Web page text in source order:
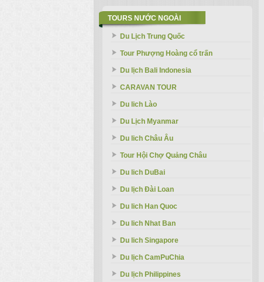
TOURS NƯỚC NGOÀI
Du Lịch Trung Quốc
Tour Phượng Hoàng cổ trấn
Du lịch Bali Indonesia
CARAVAN TOUR
Du lich Lào
Du Lịch Myanmar
Du lich Châu Âu
Tour Hội Chợ Quảng Châu
Du lich DuBai
Du lịch Đài Loan
Du lich Han Quoc
Du lich Nhat Ban
Du lich Singapore
Du lịch CamPuChia
Du lịch Philippines